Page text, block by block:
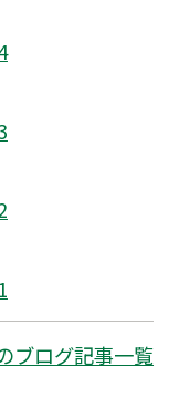
ブログ記事一覧